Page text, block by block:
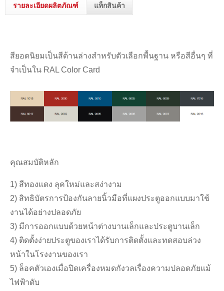
รายละเอียดผลิตภัณฑ์ แท็กสินค้า
สียอดนิยมเป็นสีด้านล่างสำหรับตัวเลือกพื้นฐาน หรือสีอื่นๆ ที่
จำเป็นใน RAL Color Card
คุณสมบัติหลัก
1) สีทองแดง ลุคใหม่และสง่างาม
2) สิทธิบัตรการป้องกันลายนิ้วมือที่แผงประตูออกแบบมาใช้
งานได้อย่างปลอดภัย
3) มีการออกแบบด้วยหน้าต่างบานเล็กและประตูบานเล็ก
4) ติดตั้งง่ายประตูของเราได้รับการติดตั้งและทดสอบล่วง
หน้าในโรงงานของเรา
5) ล็อคตัวเองเมื่อปิดเครื่องหมดกังวลเรื่องความปลอดภัยแม้
ไฟฟ้าดับ